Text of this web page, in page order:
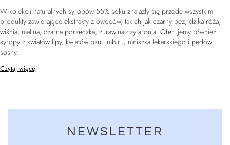
W kolekcji naturalnych syropów 55% soku znalazły się przede wszystkim
produkty zawierające ekstrakty z owoców, takich jak czarny bez, dzika róża,
wiśnia, malina, czarna porzeczka, żurawina czy aronia. Oferujemy również
syropy z kwiatów lipy, kwiatów bzu, imbiru, mniszka lekarskiego i pędów
sosny.
Czytaj więcej
NEWSLETTER